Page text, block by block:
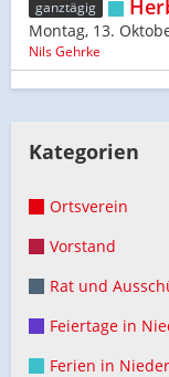
ganztägig
Montag, 13.
Nils Gehrke
Kategorien
Ortsverein
Vorstand
Rat und
Feiertage in
Ferien in